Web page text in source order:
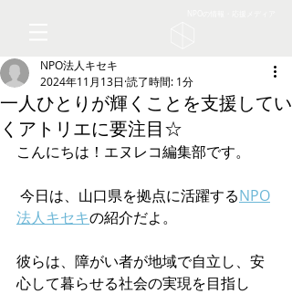
一人ひとりが輝くことを支援してい
くアトリエに要注目☆
NPO法人キセキ
2024年11月13日 読了時間: 1分
こんにちは！エヌレコ編集部です。
今日は、山口県を拠点に活躍するNPO
法人キセキの紹介だよ。
彼らは、障がい者が地域で自立し、安
心して暮らせる社会の実現を目指し